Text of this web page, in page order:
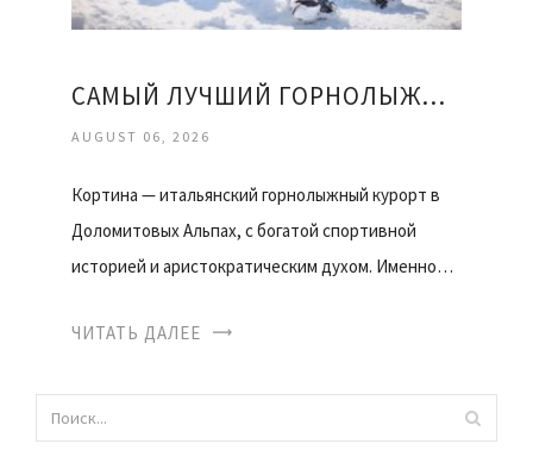
САМЫЙ ЛУЧШИЙ ГОРНОЛЫЖНЫЙ КУРОРТ
AUGUST 06, 2026
Кортина — итальянский горнолыжный курорт в
Доломитовых Альпах, с богатой спортивной
историей и аристократическим духом. Именно…
ЧИТАТЬ ДАЛЕЕ